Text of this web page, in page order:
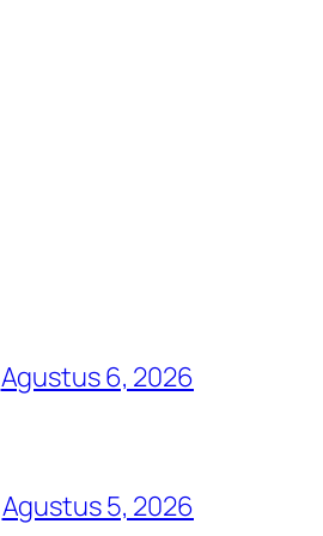
Agustus 6, 2026
Agustus 5, 2026